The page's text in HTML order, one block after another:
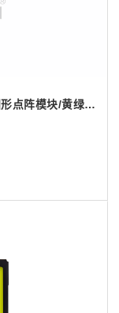
2.7英寸LCD12864液晶屏/LCM128x64图形点阵模块/黄绿背光/带中文字库